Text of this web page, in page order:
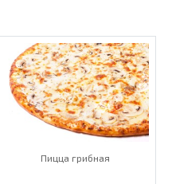
Пицца грибная